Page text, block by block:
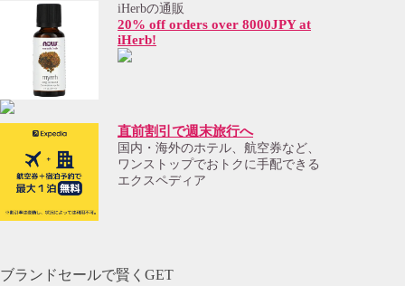
iHerbの通販
20% off orders over 8000JPY at
iHerb!
直前割引で週末旅行へ
国内・海外のホテル、航空券など、
ワンストップでおトクに手配できる
エクスペディア
ブランドセールで賢くGET